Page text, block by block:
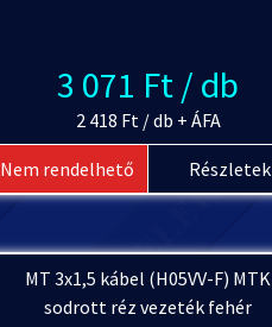
3 071 Ft / db
2 418 Ft / db + ÁFA
Nem rendelhető Részletek
MT 3x1,5 kábel (H05VV-F) MTK
sodrott réz vezeték fehér